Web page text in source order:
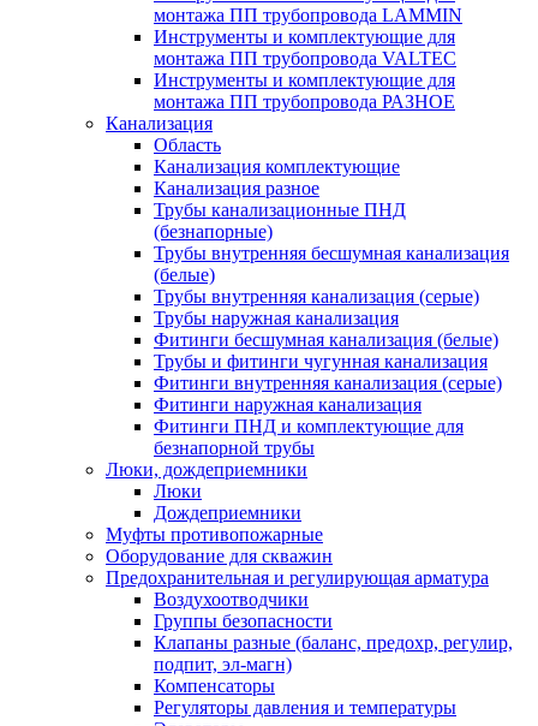
монтажа ПП трубопровода LAMMIN
Инструменты и комплектующие для
монтажа ПП трубопровода VALTEC
Инструменты и комплектующие для
монтажа ПП трубопровода РАЗНОЕ
Канализация
Область
Канализация комплектующие
Канализация разное
Трубы канализационные ПНД
(безнапорные)
Трубы внутренняя бесшумная канализация
(белые)
Трубы внутренняя канализация (серые)
Трубы наружная канализация
Фитинги бесшумная канализация (белые)
Трубы и фитинги чугунная канализация
Фитинги внутренняя канализация (серые)
Фитинги наружная канализация
Фитинги ПНД и комплектующие для
безнапорной трубы
Люки, дождеприемники
Люки
Дождеприемники
Муфты противопожарные
Оборудование для скважин
Предохранительная и регулирующая арматура
Воздухоотводчики
Группы безопасности
Клапаны разные (баланс, предохр, регулир,
подпит, эл-магн)
Компенсаторы
Регуляторы давления и температуры